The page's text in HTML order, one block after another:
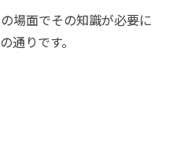
場面でその知識が必要に
通りです。